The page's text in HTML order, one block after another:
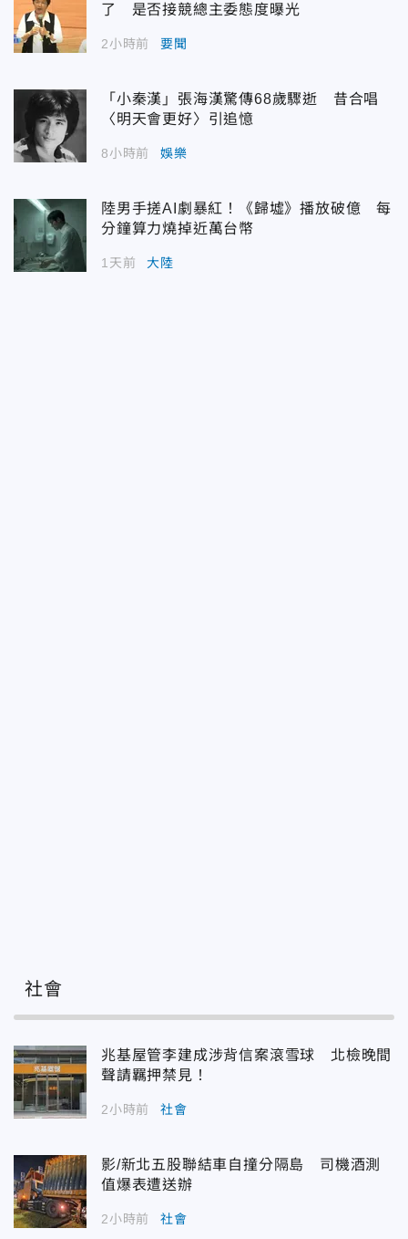
了 是否接競總主委態度曝光
2小時前 要聞
「小秦漢」張海漢驚傳68歲驟逝 昔合唱
〈明天會更好〉引追憶
8小時前 娛樂
陸男手搓AI劇暴紅！《歸墟》播放破億 每
分鐘算力燒掉近萬台幣
1天前 大陸
社會
兆基屋管李建成涉背信案滾雪球 北檢晚間
聲請羈押禁見！
2小時前 社會
影/新北五股聯結車自撞分隔島 司機酒測
值爆表遭送辦
2小時前 社會